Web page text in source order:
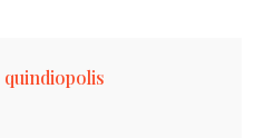
quindiopolis